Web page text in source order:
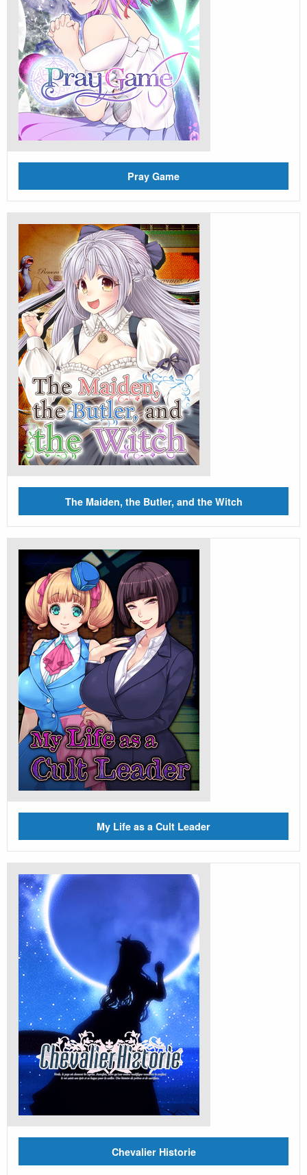
Pray Game
The Maiden, the Butler, and the Witch
My Life as a Cult Leader
Chevalier Historie